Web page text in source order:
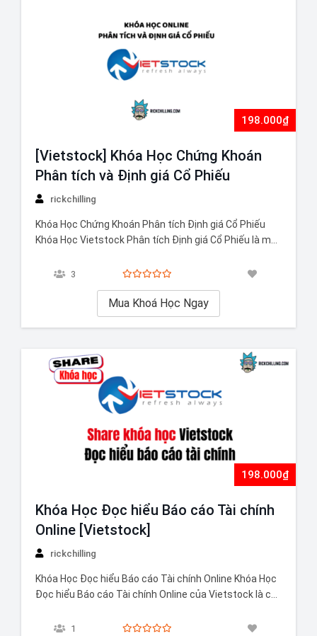
198.000₫
[Vietstock] Khóa Học Chứng Khoán
Phân tích và Định giá Cổ Phiếu
rickchilling
Khóa Học Chứng Khoán Phân tích Định giá Cổ Phiếu
Khóa Học Vietstock Phân tích Định giá Cổ Phiếu là một
nâng cao kỹ năng đầu tư. Khóa học sẽ trang bị cho bạn
3
Mua Khoá Học Ngay
198.000₫
Khóa Học Đọc hiểu Báo cáo Tài chính
Online [Vietstock]
rickchilling
Khóa Học Đọc hiểu Báo cáo Tài chính Online Khóa Học
Đọc hiểu Báo cáo Tài chính Online của Vietstock là cơ
tích tài chính. Khóa học này cung cấp các video bài
1